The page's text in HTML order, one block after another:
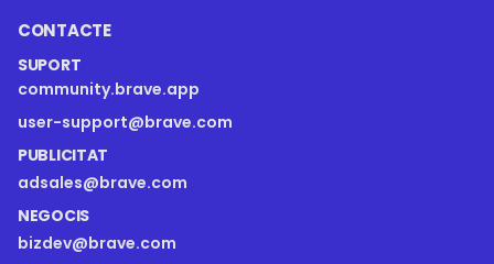
CONTACTE
SUPORT
community.brave.app
user-support@brave.com
PUBLICITAT
adsales@brave.com
NEGOCIS
bizdev@brave.com